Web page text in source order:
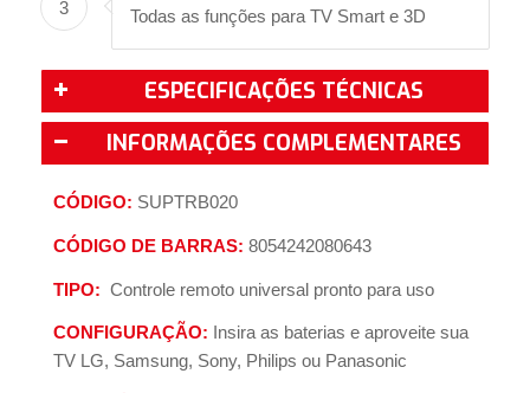
3 Todas as funções para TV Smart e 3D
ESPECIFICAÇÕES TÉCNICAS
INFORMAÇÕES COMPLEMENTARES
CÓDIGO: SUPTRB020
CÓDIGO DE BARRAS: 8054242080643
TIPO: Controle remoto universal pronto para uso
CONFIGURAÇÃO: Insira as baterias e aproveite sua
TV LG, Samsung, Sony, Philips ou Panasonic